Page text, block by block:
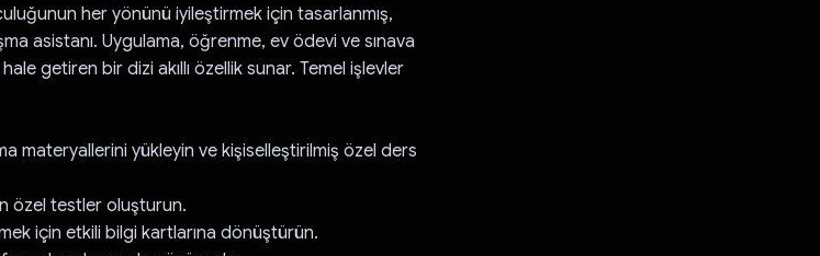
her yönünü iyileştirmek için tasarlanmış,
asistanı. Uygulama, öğrenme, ev ödevi ve sınava
getiren bir dizi akıllı özellik sunar. Temel işlevler
materyallerini yükleyin ve kişiselleştirilmiş özel ders
özel testler oluşturun.
için etkili bilgi kartlarına dönüştürün.